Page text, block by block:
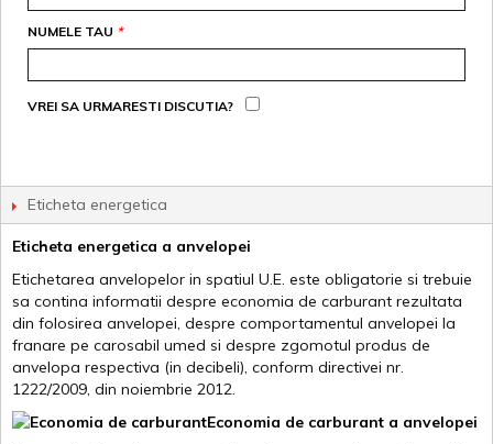
*
NUMELE TAU
VREI SA URMARESTI DISCUTIA?
Eticheta energetica
Eticheta energetica a anvelopei
Etichetarea anvelopelor in spatiul U.E. este obligatorie si trebuie
sa contina informatii despre economia de carburant rezultata
din folosirea anvelopei, despre comportamentul anvelopei la
franare pe carosabil umed si despre zgomotul produs de
anvelopa respectiva (in decibeli), conform directivei nr.
1222/2009, din noiembrie 2012.
Economia de carburant a anvelopei